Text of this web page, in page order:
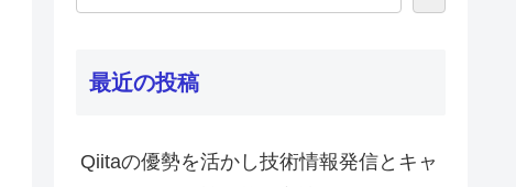
最近の投稿
Qiitaの優勢を活かし技術情報発信とキャ